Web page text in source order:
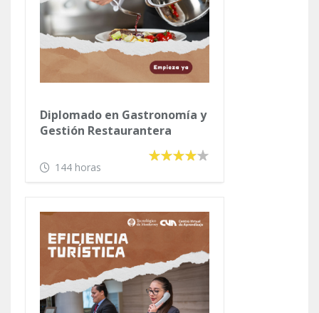
Diplomado en Gastronomía y
Gestión Restaurantera
144 horas